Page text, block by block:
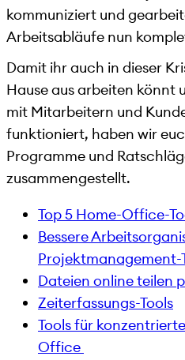
kommuniziert und
Arbeitsabläufe nun
Damit ihr auch in dieser
Hause aus arbeiten könnt
mit Mitarbeitern und
funktioniert, haben wir
Programme und
zusammengestellt.
Top 5 Home-Office-
Bessere
Dateien online teilen
Zeiterfassungs-Tools
Tools für
Office